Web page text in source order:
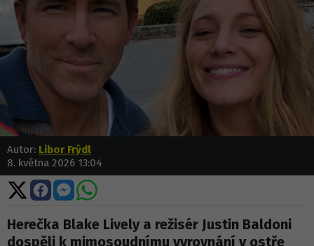
Autor: Libor Frýdl
8. května 2026 13:04
Sdílet
na
X
Sdílet
na
Facebooku
Sdílet
na
Messengeru
Sdílet
WhatsApp
Herečka Blake Lively a režisér Justin Baldoni
dospěli k mimosoudnímu vyrovnání v ostře